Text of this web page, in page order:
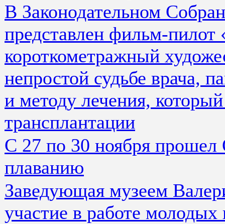
В Законодательном
представлен фильм-
короткометражный
непростой судьбе врача,
и методу лечения,
трансплантации
С 27 по 30 ноября
плаванию
Заведующая музеем
участие в работе молодых